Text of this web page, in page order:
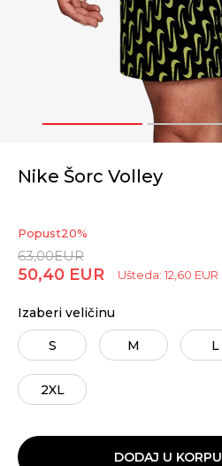
1 2
Nike Šorc Volley
Popust20%
63,00EUR
50,40 EUR Ušteda: 12,60 EUR
Izaberi veličinu
S M L
2XL
DODAJ U KORPU